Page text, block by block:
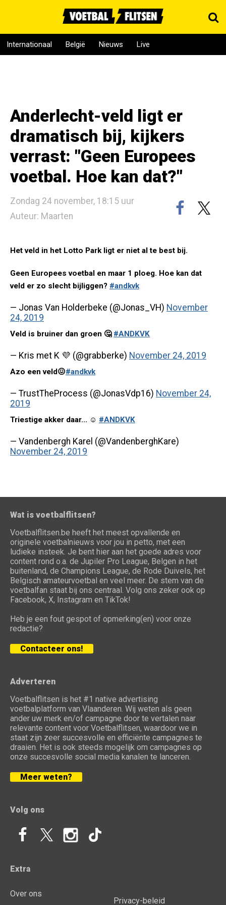
Internationaal België Nieuws Live
Anderlecht-veld ligt er
dramatisch bij, kijkers
verrast: "Geen Europees
voetbal. Hoe kan dat?"
Zondag 24 november, 18:15 uur
Auteur: Maarten
Het veld in het Lotto Park ligt er niet al te best bij.
Geen Europees voetbal en maar 1 ploeg. Hoe kan dat
veld er zo slecht bijliggen? #andkvk
— Jonas Van Holderbeke (@Jonas_VH) November
24, 2019
Veld is bruiner dan groen 🤔 #ANDKVK
— Kris met K 💜 (@grabberke) November 24, 2019
Azo een veld😖#andkvk
— TrustTheProcess (@JonasVdp16) November 24,
2019
Triestige akker daar... ☺️ #ANDKVK
— Vandenbergh Karel (@VandenberghKare)
November 24, 2019
Wat is voetbalflitsen?
Voetbalflitsen.be heeft het meest opvallende en
originele voetbalnieuws voor jou in petto, met een
ludieke insteek. Je bent hier aan het goede adres voor
content rond o.a. de Jupiler Pro League, Belgen in het
buitenland, de Champions League, de Rode Duivels, het
Belgisch amateurvoetbal en veel meer. De stem van de
voetbalfan staat bij ons centraal. Volg ons zeker ook op
Facebook, X, Instagram en TikTok!
Heb je een fout gespot of opmerking(en) voor onze
redactie?
Contacteer ons!
Adverteren
Voetbalflitsen is het #1 native advertising
voetbalplatform van Vlaanderen. Wij weten als geen
ander uw merk en/of campagne door te vertalen naar
relevante content voor Voetbalflitsen, waardoor we in
staat zijn zeer succesvolle en efficiënte campagnes te
draaien. Het is ook steeds mogelijk om campagnes op
onze succesvolle social media kanalen te lanceren.
Meer weten?
Volg ons
Extra
Over ons
Privacy-beleid